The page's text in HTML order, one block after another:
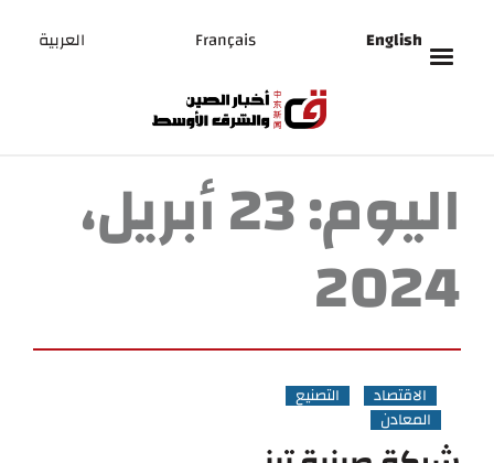
English
Français العربية
اليوم: 23 أبريل،
2024
الاقتصاد
التصنيع
المعادن